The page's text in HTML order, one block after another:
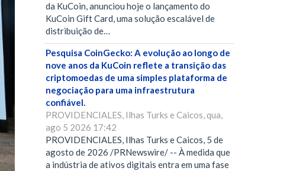
da KuCoin, anunciou hoje o lançamento do
KuCoin Gift Card, uma solução escalável de
distribuição de…
Pesquisa CoinGecko: A evolução ao longo de
nove anos da KuCoin reflete a transição das
criptomoedas de uma simples plataforma de
negociação para uma infraestrutura
confiável.
PROVIDENCIALES, Ilhas Turks e Caicos, qua,
ago 5 2026 17:42
PROVIDENCIALES, Ilhas Turks e Caicos, 5 de
agosto de 2026 /PRNewswire/ -- À medida que
a indústria de ativos digitais entra em uma fase